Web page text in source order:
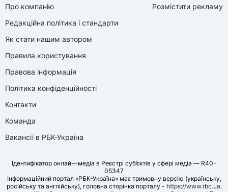
Про компанію
Редакційна політика і стандарти
Як стати нашим автором
Правила користування
Правова інформація
Політика конфіденційності
Контакти
Команда
Вакансії в РБК-Україна
Розмістити рекламу
Ідентифікатор онлайн-медіа в Реєстрі суб’єктів у сфері медіа — R40-
05347
Інформаційний портал «РБК-Україна» має тримовну версію (українську,
російську та англійську), головна сторінка порталу - https://www.rbc.ua.